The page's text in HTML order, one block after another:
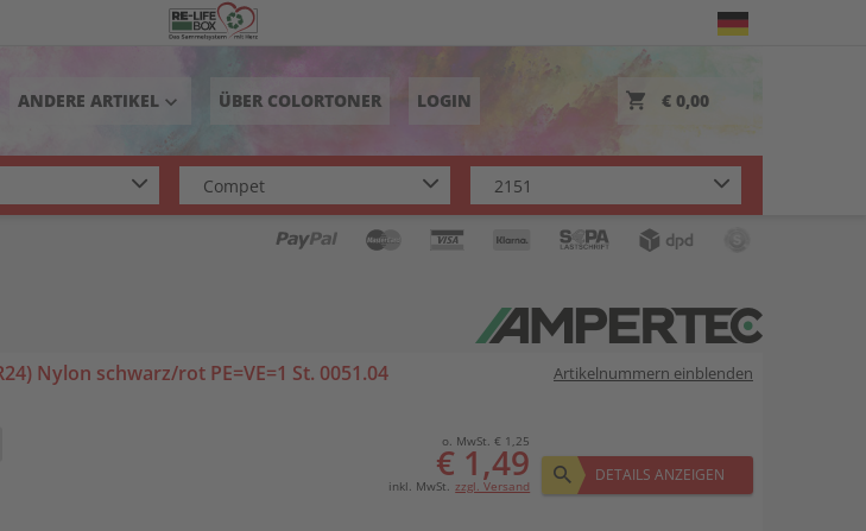
ANDERE ARTIKEL keyboard_arrow_down ÜBER COLORTONER LOGIN € 0,00
Nylon schwarz/rot PE=VE=1 St. 0051.04 Artikelnummern einblenden
o. MwSt. € 1,25
€ 1,49
inkl. MwSt. zzgl. Versand
DETAILS ANZEIGEN